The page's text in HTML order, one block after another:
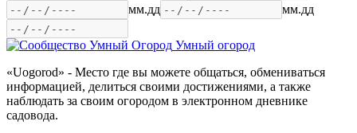
мм.дд
мм.дд
Умный огород
«Uogorod» - Место где вы можете общаться, обмениваться
информацией, делиться своими достижениями, а также
наблюдать за своим огородом в электронном дневнике
садовода.